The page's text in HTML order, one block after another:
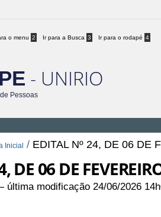
o menu 2 Ir para a Busca 3 Ir para o rodapé 4
- UNIRIO
Pessoas
Inicial / EDITAL Nº 24, DE 06 DE
DE 06 DE
última modificação 24/06/2026